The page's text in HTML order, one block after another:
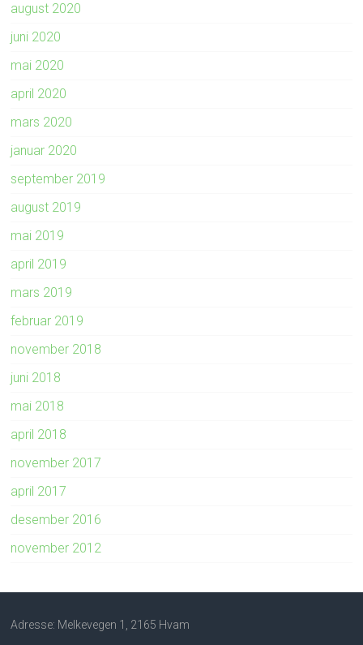
august 2020
juni 2020
mai 2020
april 2020
mars 2020
januar 2020
september 2019
august 2019
mai 2019
april 2019
mars 2019
februar 2019
november 2018
juni 2018
mai 2018
april 2018
november 2017
april 2017
desember 2016
november 2012
Adresse: Melkevegen 1, 2165 Hvam